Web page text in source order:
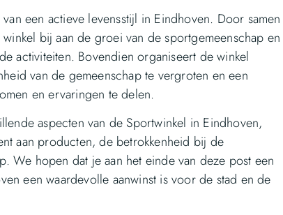
een actieve levensstijl in Eindhoven. Door
bij aan de groei van de sportgemeenschap en
activiteiten. Bovendien organiseert de winkel
van de gemeenschap te vergroten en een
en ervaringen te delen.
aspecten van de Sportwinkel in Eindhoven,
aan producten, de betrokkenheid bij de
We hopen dat je aan het einde van deze post een
een waardevolle aanwinst is voor de stad en de